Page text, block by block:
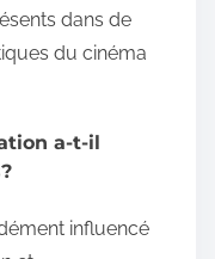
dans de
du cinéma
a-t-il
influencé